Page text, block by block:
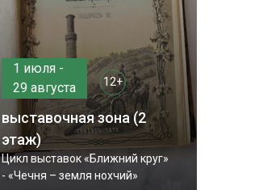
1 июля -
29 августа
12+
выставочная зона (2
этаж)
Цикл выставок «Ближний круг»
- «Чечня – земля нохчий»